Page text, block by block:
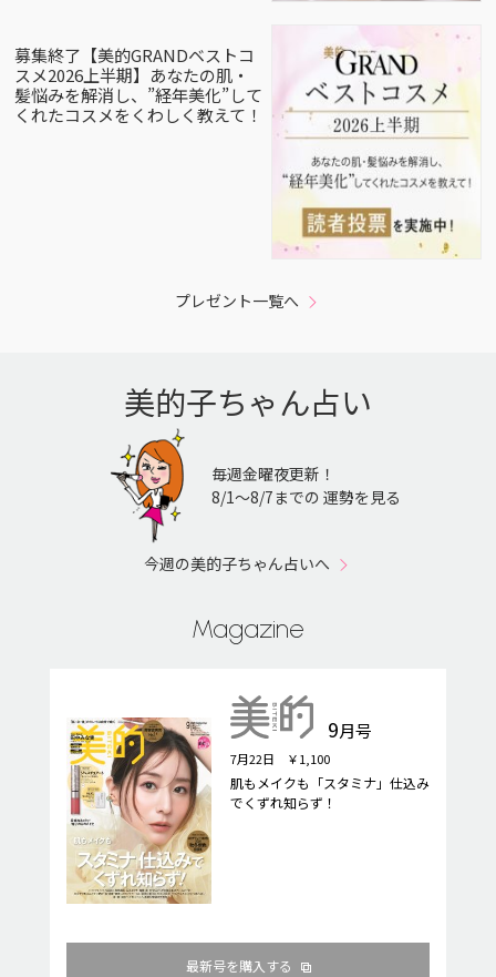
募集終了【美的GRANDベストコ
スメ2026上半期】あなたの肌・
髪悩みを解消し、”経年美化”して
くれたコスメをくわしく教えて！
プレゼント一覧へ
美的子ちゃん占い
毎週金曜夜更新！
8/1〜8/7までの 運勢を見る
今週の美的子ちゃん占いへ
Magazine
9月号
7月22日 ￥1,100
肌もメイクも「スタミナ」仕込み
でくずれ知らず！
最新号を購入する